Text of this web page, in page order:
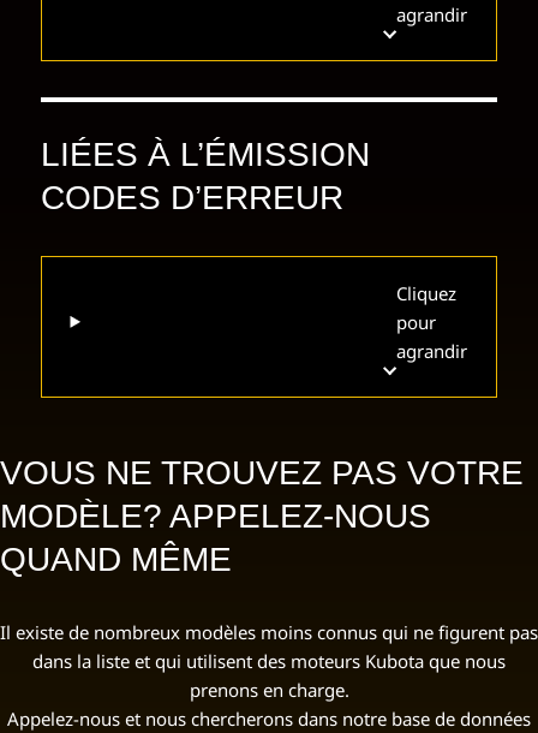
agrandir
LIÉES À L’ÉMISSION
CODES D’ERREUR
Cliquez
pour
agrandir
VOUS NE TROUVEZ PAS VOTRE
MODÈLE? APPELEZ-NOUS
QUAND MÊME
Il existe de nombreux modèles moins connus qui ne figurent pas
dans la liste et qui utilisent des moteurs Kubota que nous
prenons en charge.
Appelez-nous et nous chercherons dans notre base de données